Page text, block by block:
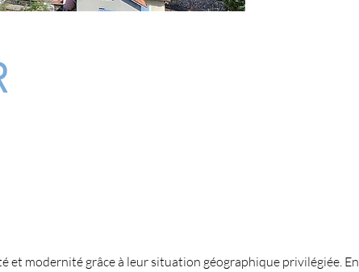
modernité grâce à leur situation géographique privilégiée. En